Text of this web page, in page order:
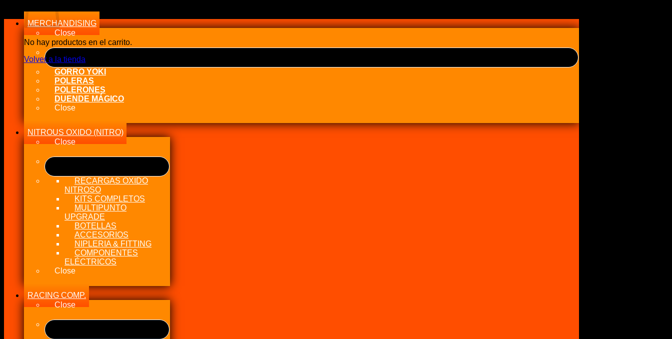
No hay productos en el carrito.
Volver a la tienda
MERCHANDISING
Close
GORRO YOKI
POLERAS
POLERONES
DUENDE MÁGICO
Close
NITROUS OXIDO (NITRO)
Close
RECARGAS OXIDO
NITROSO
KITS COMPLETOS
MULTIPUNTO
UPGRADE
BOTELLAS
ACCESORIOS
NIPLERIA & FITTING
COMPONENTES
ELÉCTRICOS
Close
RACING COMP.
Close